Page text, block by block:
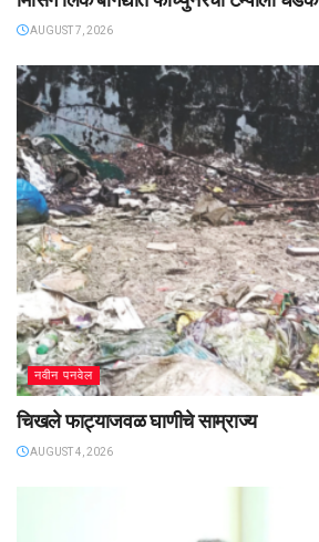
AUGUST 7, 2026
नवीन पनवेल
चिखले फाट्याजवळ घाणीचे साम्राज्य
AUGUST 4, 2026